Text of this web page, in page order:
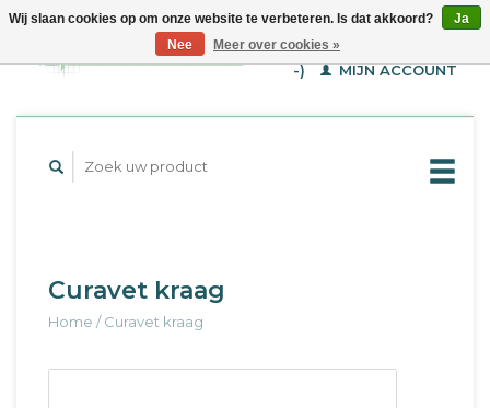
WINKELWAGEN (€--,-
-)
MIJN ACCOUNT
Curavet kraag
Home /Curavet kraag
Wij slaan cookies op om onze website te verbeteren. Is dat akkoord?
Ja
Nee
Meer over cookies »